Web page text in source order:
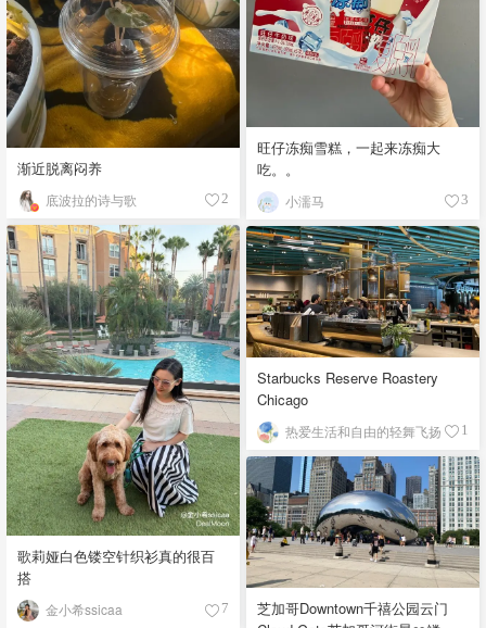
旺仔冻痴雪糕，一起来冻痴大
吃。。
小濡马 3
渐近脱离闷养
底波拉的诗与歌 2
歌莉娅白色镂空针织衫真的很百
搭
金小希ssicaa 7
Starbucks Reserve Roastery
Chicago
热爱生活和自由的轻舞飞扬 1
芝加哥Downtown千禧公园云门